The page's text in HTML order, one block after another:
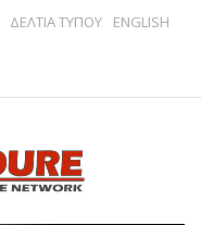
ΔΕΛΤΙΑ ΤΥΠΟΥ ENGLISH